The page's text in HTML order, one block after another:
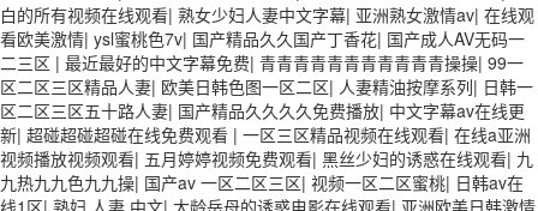
白的所有视频在线观看| 熟女少妇人妻中文字幕| 亚洲熟女激情av| 在线观
看欧美激情| ysl蜜桃色7v| 国产精品久久国产丁香花| 国产成人AV无码一
二三区 | 最近最好的中文字幕免费| 青青青青青青青青青青青操操| 99一
区二区三区精品人妻| 欧美日韩色图一区二区| 人妻精油按摩系列| 日韩一
区二区三区五十路人妻| 国产精品久久久久免费播放| 中文字幕av在线更
新| 超碰超碰超碰在线免费观看 | 一区三区精品视频在线观看| 在线a亚洲
视频播放视频观看| 五月婷婷视频免费观看| 黑丝少妇的诱惑在线观看| 九
九热九九色九九操| 国产av 一区二区三区| 视频一区二区蜜桃| 日韩av在
线1区| 熟妇 人妻 中文| 大龄岳母的诱惑电影在线观看| 亚洲欧美日韩激情